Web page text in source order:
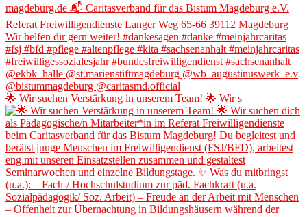
🌟 Wir suchen Verstärkung in unserem Team! 🌟 Wir s